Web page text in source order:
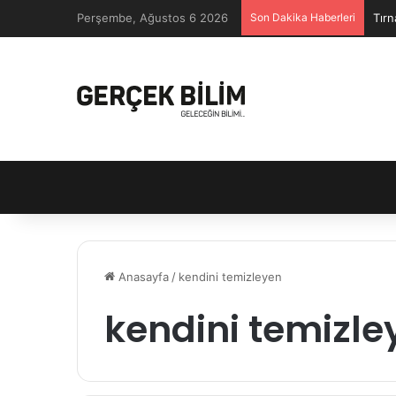
Perşembe, Ağustos 6 2026 Son Dakika Haberleri
Anasayfa / kendini temizleyen
kendini